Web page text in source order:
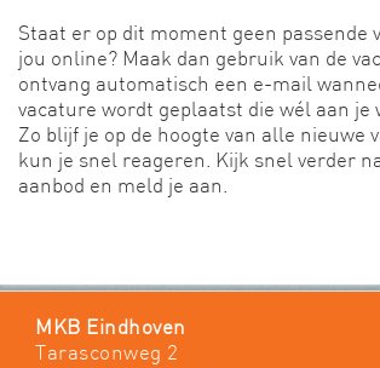
Staat er op dit moment geen passende
jou online? Maak dan gebruik van de
ontvang automatisch een e-mail
vacature wordt geplaatst die wél aan je
Zo blijf je op de hoogte van alle nieuwe
kun je snel reageren. Kijk snel verder
aanbod en meld je aan.
MKB Eindhoven
Tarasconweg 2